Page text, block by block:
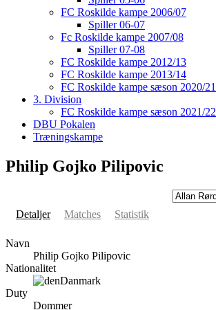
FC Roskilde kampe 2006/07
Spiller 06-07
Fc Roskilde kampe 2007/08
Spiller 07-08
FC Roskilde kampe 2012/13
FC Roskilde kampe 2013/14
FC Roskilde kampe sæson 2020/21
3. Division
FC Roskilde kampe sæson 2021/22
DBU Pokalen
Træningskampe
Philip Gojko Pilipovic
Detaljer Matches Statistik
Navn
Philip Gojko Pilipovic
Nationalitet
Danmark
Duty
Dommer